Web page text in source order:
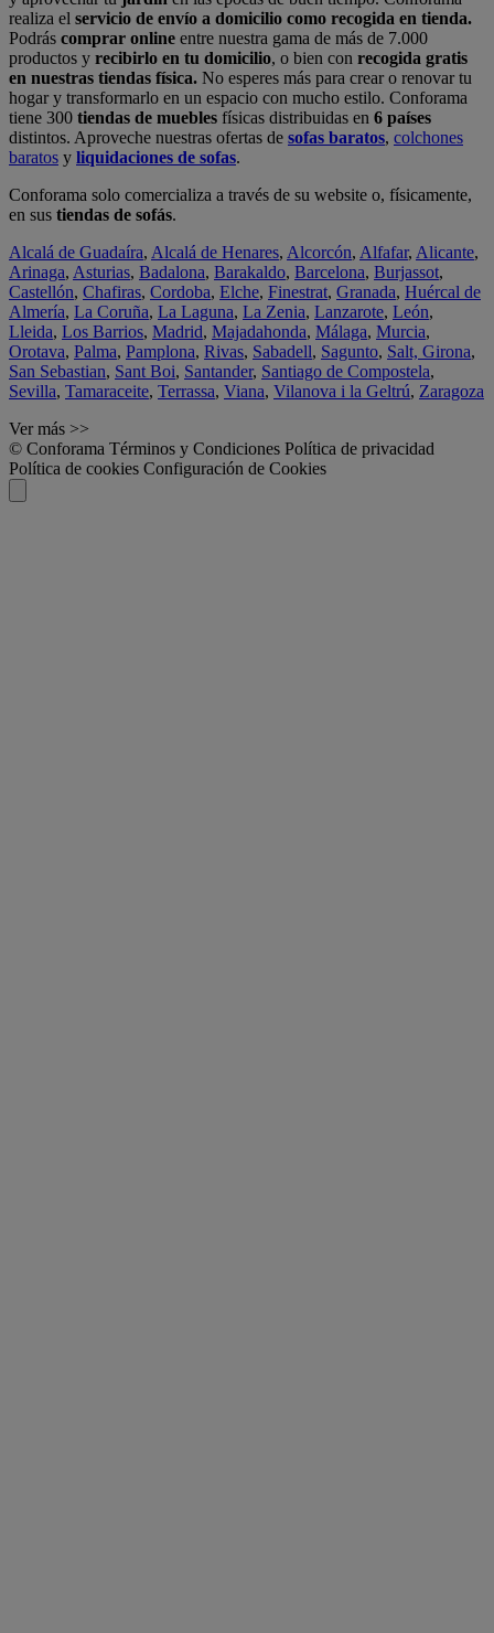
realiza el servicio de envío a domicilio como recogida en tienda.
Podrás comprar online entre nuestra gama de más de 7.000
productos y recibirlo en tu domicilio, o bien con recogida gratis
en nuestras tiendas física. No esperes más para crear o renovar tu
hogar y transformarlo en un espacio con mucho estilo. Conforama
tiene 300 tiendas de muebles físicas distribuidas en 6 países
distintos. Aproveche nuestras ofertas de sofas baratos, colchones
baratos y liquidaciones de sofas.
Conforama solo comercializa a través de su website o, físicamente,
en sus tiendas de sofás.
Alcalá de Guadaíra, Alcalá de Henares, Alcorcón, Alfafar, Alicante,
Arinaga, Asturias, Badalona, Barakaldo, Barcelona, Burjassot,
Castellón, Chafiras, Cordoba, Elche, Finestrat, Granada, Huércal de
Almería, La Coruña, La Laguna, La Zenia, Lanzarote, León,
Lleida, Los Barrios, Madrid, Majadahonda, Málaga, Murcia,
Orotava, Palma, Pamplona, Rivas, Sabadell, Sagunto, Salt, Girona,
San Sebastian, Sant Boi, Santander, Santiago de Compostela,
Sevilla, Tamaraceite, Terrassa, Viana, Vilanova i la Geltrú, Zaragoza
Ver más >>
© Conforama Términos y Condiciones Política de privacidad
Política de cookies Configuración de Cookies